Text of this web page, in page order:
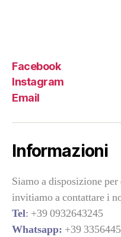
Facebook
Instagram
Email
Informazioni
Siamo a disposizione
invitiamo a contattare i
Tel: +39 0932643245
Whatsapp: +39